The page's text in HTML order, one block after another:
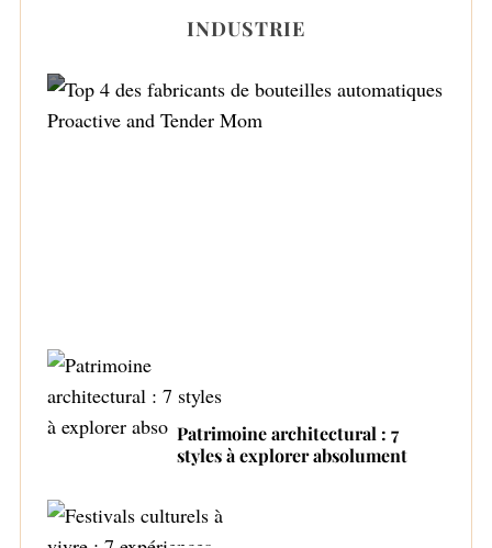
f
o
INDUSTRIE
Patrimoine architectural : 7
styles à explorer absolument